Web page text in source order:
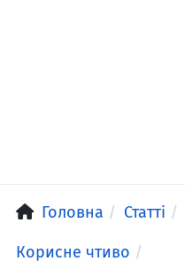
Головна Статті
Корисне чтиво